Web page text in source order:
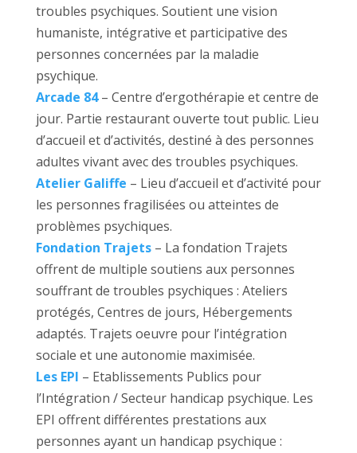
troubles psychiques. Soutient une vision
humaniste, intégrative et participative des
personnes concernées par la maladie
psychique.
Arcade 84– Centre d’ergothérapie et centre de
jour. Partie restaurant ouverte tout public. Lieu
d’accueil et d’activités, destiné à des personnes
adultes vivant avec des troubles psychiques.
Atelier Galiffe – Lieu d’accueil et d’activité pour
les personnes fragilisées ou atteintes de
problèmes psychiques.
Fondation Trajets– La fondation Trajets
offrent de multiple soutiens aux personnes
souffrant de troubles psychiques : Ateliers
protégés, Centres de jours, Hébergements
adaptés. Trajets oeuvre pour l’intégration
sociale et une autonomie maximisée.
Les EPI – Etablissements Publics pour
l’Intégration / Secteur handicap psychique. Les
EPI offrent différentes prestations aux
personnes ayant un handicap psychique :